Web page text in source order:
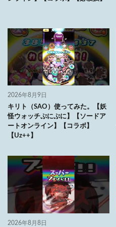
2026年8月9日
キリト（SAO）使ってみた。【妖
怪ウォッチぷにぷに】【ソードア
ートオンライン】【コラボ】
【Uz++】
2026年8月8日